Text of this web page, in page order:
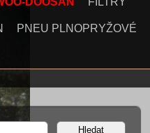
PNEU PLNOPRYŽOVÉ